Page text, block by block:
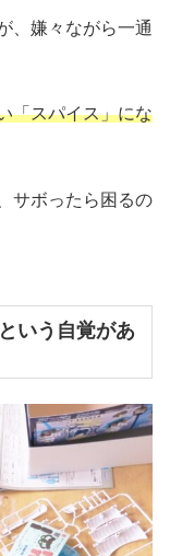
、嫌々ながら一通
「スパイス」にな
サボったら困るの
いう自覚があ